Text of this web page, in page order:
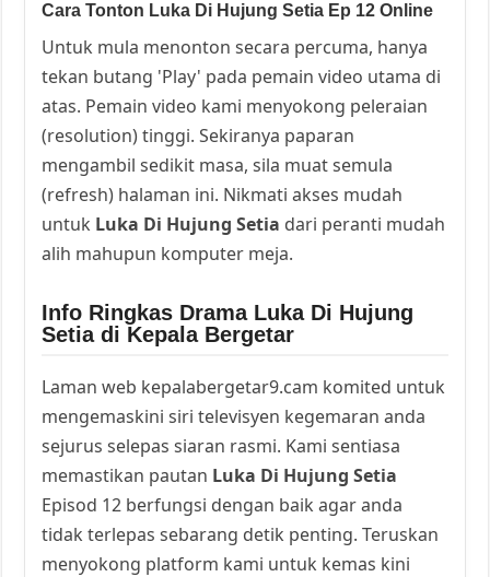
Cara Tonton Luka Di Hujung Setia Ep 12 Online
Untuk mula menonton secara percuma, hanya
tekan butang 'Play' pada pemain video utama di
atas. Pemain video kami menyokong peleraian
(resolution) tinggi. Sekiranya paparan
mengambil sedikit masa, sila muat semula
(refresh) halaman ini. Nikmati akses mudah
untuk Luka Di Hujung Setia dari peranti mudah
alih mahupun komputer meja.
Info Ringkas Drama Luka Di Hujung
Setia di Kepala Bergetar
Laman web kepalabergetar9.cam komited untuk
mengemaskini siri televisyen kegemaran anda
sejurus selepas siaran rasmi. Kami sentiasa
memastikan pautan Luka Di Hujung Setia
Episod 12 berfungsi dengan baik agar anda
tidak terlepas sebarang detik penting. Teruskan
menyokong platform kami untuk kemas kini